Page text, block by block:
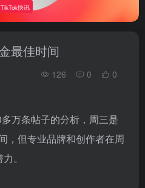
快讯
最佳时间
126 0 0
万条帖子的分析，周三是
，但专业品牌和创作者在周
。